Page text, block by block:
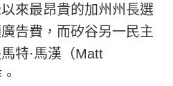
來最昂貴的加州州長選
告費，而矽谷另一民主
特·馬漢（Matt